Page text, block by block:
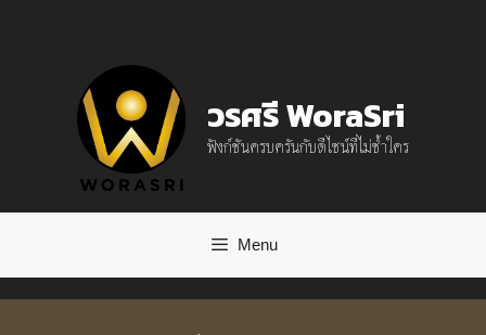
วรศรี WoraSri
ฟังก์ชันครบครันกับดีไซน์ที่ไม่ซ้ำใคร
Menu